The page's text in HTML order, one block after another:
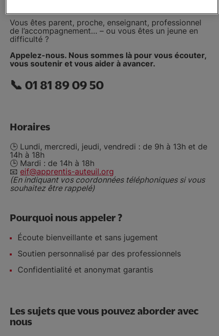
Vous êtes parent, proche, enseignant, professionnel
de l’accompagnement… – ou vous êtes un jeune en
difficulté ?
Appelez-nous. Nous sommes là pour vous écouter,
vous soutenir et vous aider à avancer.
📞 01 81 89 09 50
Horaires
🕒 Lundi, mercredi, jeudi, vendredi : de 9h à 13h et de
14h à 18h
🕒 Mardi : de 14h à 18h
📧 eif@apprentis-auteuil.org
(En indiquant vos coordonnées téléphoniques si vous
souhaitez être rappelé)
Pourquoi nous appeler ?
Écoute bienveillante et sans jugement
Soutien personnalisé par des professionnels
Confidentialité et anonymat garantis
Les sujets que vous pouvez aborder avec
nous